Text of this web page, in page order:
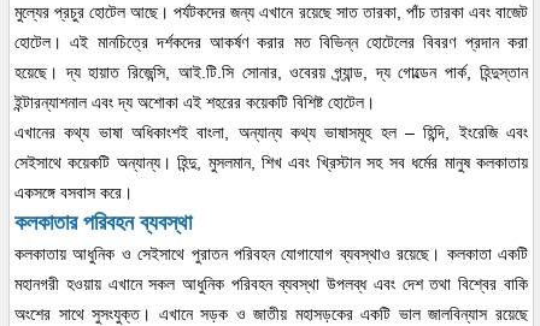
মুল্যের প্রচুর হোটেল আছে। পর্যটকদের জন্য এখানে রয়েছে সাত তারকা, পাঁচ তারকা এবং বাজেট
হোটেল। এই মানচিত্রে দর্শকদের আকর্ষণ করার মত বিভিন্ন হোটেলের বিবরণ প্রদান করা
হয়েছে। দ্য হায়াত রিজেন্সি, আই.টি.সি সোনার, ওবেরয় গ্র্যান্ড, দ্য গোল্ডেন পার্ক, হিন্দুস্তান
ইন্টারন্যাশনাল এবং দ্য অশোকা এই শহরের কয়েকটি বিশিষ্ট হোটেল।
এখানের কথ্য ভাষা অধিকাংশই বাংলা, অন্যান্য কথ্য ভাষাসমূহ হল – হিন্দি, ইংরেজি এবং
সেইসাথে কয়েকটি অন্যান্য। হিন্দু, মুসলমান, শিখ এবং খ্রিস্টান সহ সব ধর্মের মানুষ কলকাতায়
একসঙ্গে বসবাস করে।
কলকাতার পরিবহন ব্যবস্থা
কলকাতায় আধুনিক ও সেইসাথে পুরাতন পরিবহন যোগাযোগ ব্যবস্থাও রয়েছে। কলকাতা একটি
মহানগরী হওয়ায় এখানে সকল আধুনিক পরিবহন ব্যবস্থা উপলব্ধ এবং দেশ তথা বিশ্বের বাকি
অংশের সাথে সুসংযুক্ত। এখানে সড়ক ও জাতীয় মহাসড়কের একটি ভাল জালবিন্যাস রয়েছে